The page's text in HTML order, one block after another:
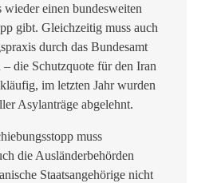
wieder einen bundesweiten
gibt. Gleichzeitig muss auch
durch das Bundesamt
die Schutzquote für den Iran
im letzten Jahr wurden
Asylanträge abgelehnt.
muss
die Ausländerbehörden
Staatsangehörige nicht